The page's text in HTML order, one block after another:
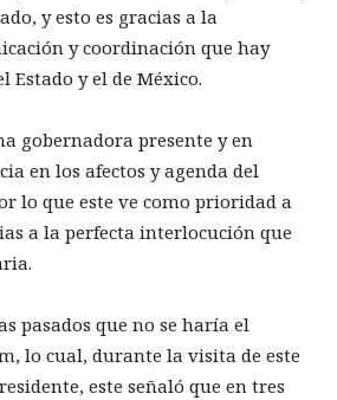
y esto es gracias a la
y coordinación que hay
Estado y el de México.
gobernadora presente y en
en los afectos y agenda del
lo que este ve como prioridad a
a la perfecta interlocución que
pasados que no se haría el
lo cual, durante la visita de este
este señaló que en tres